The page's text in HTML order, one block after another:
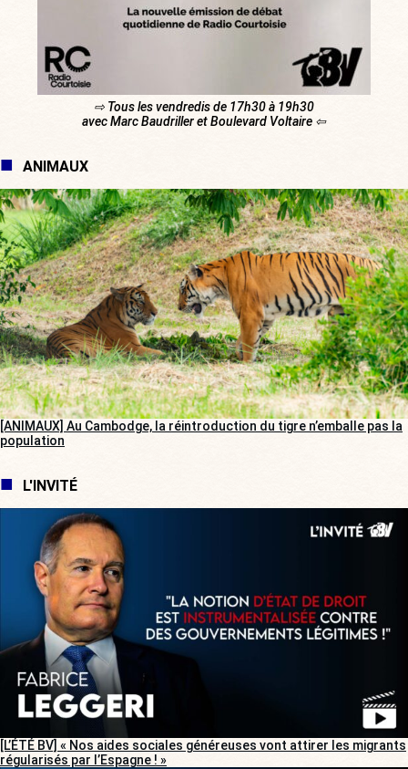
⇨ Tous les vendredis de 17h30 à 19h30
avec Marc Baudriller et Boulevard Voltaire ⇦
ANIMAUX
[ANIMAUX] Au Cambodge, la réintroduction du tigre n’emballe pas la
population
L'INVITÉ
[L’ÉTÉ BV] « Nos aides sociales généreuses vont attirer les migrants
régularisés par l’Espagne ! »